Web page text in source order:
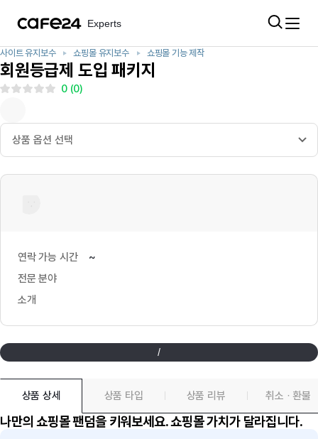
Experts
Experts
최근 검색어
Experts
전문가 등록
카테고리
프로젝트
기획전
커스텀 사례
사이트 유지보수 쇼핑몰 유지보수 쇼핑몰 기능 제작
회원등급제 도입 패키지
0(0)
연락 가능 시간
~
전문 분야
소개
/
상품 상세 상품 타입 상품 리뷰 취소 · 환불
나만의 쇼핑몰 팬덤을 키워보세요. 쇼핑몰 가치가 달라집니다.